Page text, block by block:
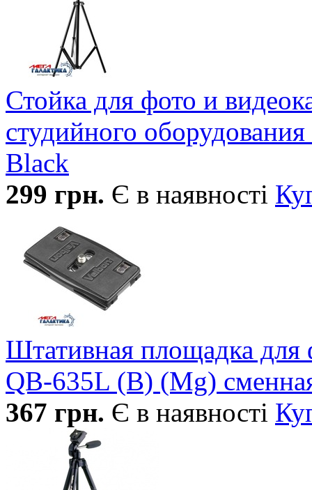
Стойка для фото и
студийного
Black
299 грн. Є в наявності
Штативная площадка
QB-635L (B) (Mg)
367 грн. Є в наявності